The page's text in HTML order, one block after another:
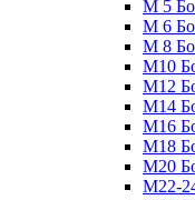
М 5
М 6
М 8
М10
М12
М14
М16
М18
М20
М22-